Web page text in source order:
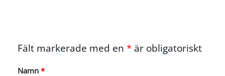
Fält markerade med en *är obligatoriskt
Namn *